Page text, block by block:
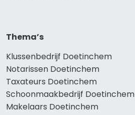
Thema’s
Klussenbedrijf Doetinchem
Notarissen Doetinchem
Taxateurs Doetinchem
Schoonmaakbedrijf Doetinchem
Makelaars Doetinchem